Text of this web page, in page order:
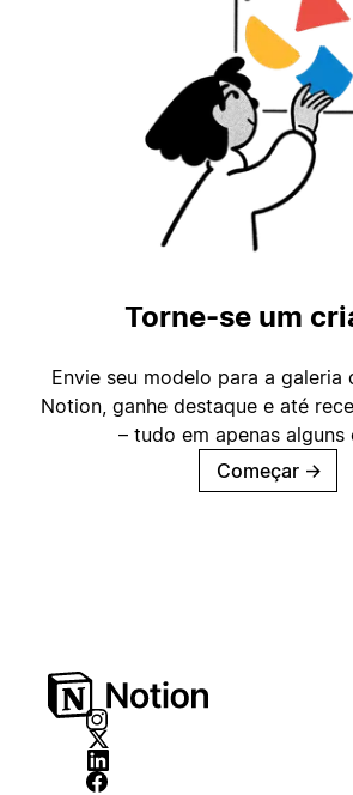
Torne-se um
Envie seu modelo para a galeria
Notion, ganhe destaque e até
– tudo em apenas alguns
Começar →